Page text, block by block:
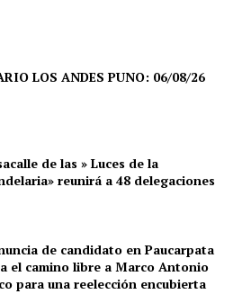
LOS ANDES PUNO: 06/08/26
de las » Luces de la
reunirá a 48 delegaciones
de candidato en Paucarpata
el camino libre a Marco Antonio
para una reelección encubierta